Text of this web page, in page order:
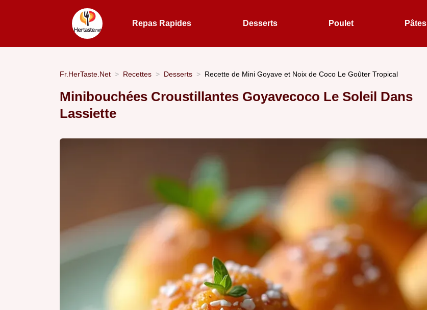
Repas Rapides Desserts Poulet Pâtes
Fr.HerTaste.Net Recettes Desserts Recette de Mini Goyave et Noix de Coco Le Goûter Tropical
Minibouchées Croustillantes Goyavecoco Le Soleil Dans
Lassiette